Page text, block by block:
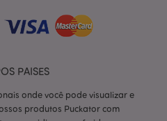
PAISES
onde você pode visualizar e
produtos Puckator com
CookieScript
.puckator.pt